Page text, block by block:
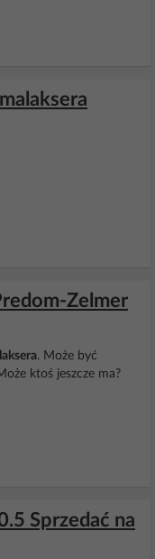
Zelmer
. Może być
ktoś jeszcze ma?
Sprzedać na